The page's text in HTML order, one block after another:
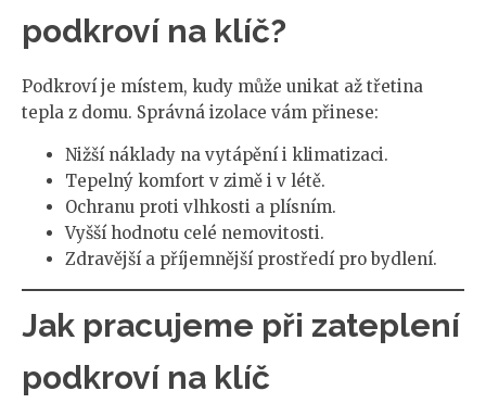
podkroví na klíč?
Podkroví je místem, kudy může unikat až třetina
tepla z domu. Správná izolace vám přinese:
Nižší náklady na vytápění i klimatizaci.
Tepelný komfort v zimě i v létě.
Ochranu proti vlhkosti a plísním.
Vyšší hodnotu celé nemovitosti.
Zdravější a příjemnější prostředí pro bydlení.
Jak pracujeme při zateplení
podkroví na klíč